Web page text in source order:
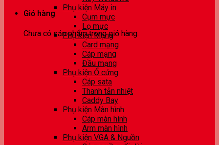
Giỏ hàng
Chưa có sản phẩm trong giỏ hàng.
Phụ kiện Máy in
Cụm mực
Lọ mực
Phụ kiện Mạng
Card mạng
Cáp mạng
Đầu mạng
Phụ kiện Ổ cứng
Cáp sata
Thanh tản nhiệt
Caddy Bay
Phụ kiện Màn hình
Cáp màn hình
Arm màn hình
Phụ kiện VGA & Nguồn